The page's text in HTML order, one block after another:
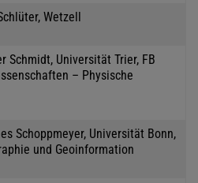
Wetzell
Schmidt, Universität Trier, FB
– Physische
Schoppmeyer, Universität Bonn,
und Geoinformation